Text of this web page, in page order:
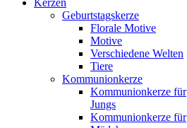
Kerzen
Geburtstagskerze
Florale Motive
Motive
Verschiedene Welten
Tiere
Kommunionkerze
Kommunionkerze für
Jungs
Kommunionkerze für